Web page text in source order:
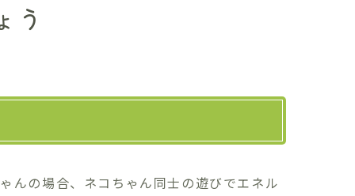
う
んの場合、ネコちゃん同士の遊びでエネル